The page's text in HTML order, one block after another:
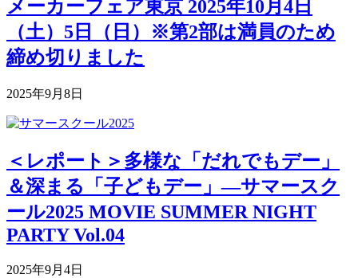
メーカーフェア東京 2025年10月4日
（土）5日（日）※第2部は満員のため
締め切りました
2025年9月8日
＜レポート＞多様な「だれでもデー」
＆深まる「子どもデー」―サマースク
ール2025 MOVIE SUMMER NIGHT
PARTY Vol.04
2025年9月4日